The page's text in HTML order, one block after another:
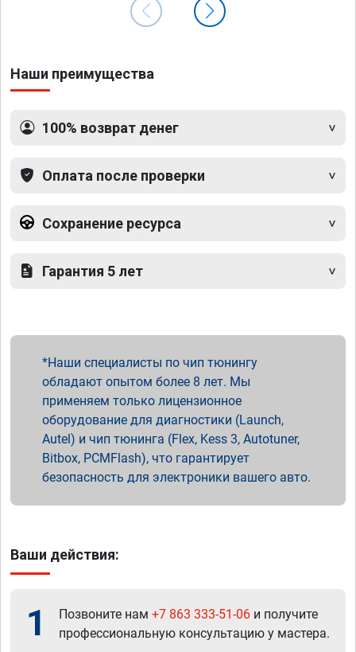
Наши преимущества
100% возврат денег
Оплата после проверки
Сохранение ресурса
Гарантия 5 лет
Наши специалисты по чип тюнингу
обладают опытом более 8 лет. Мы
применяем только лицензионное
оборудование для диагностики (Launch,
Autel) и чип тюнинга (Flex, Kess 3, Autotuner,
Bitbox, PCMFlash), что гарантирует
безопасность для электроники вашего авто.
Ваши действия:
1 Позвоните нам +7 863 333-51-06 и получите
профессиональную консультацию у мастера.